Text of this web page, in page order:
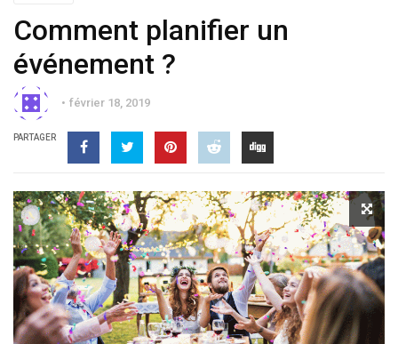
Comment planifier un
événement ?
février 18, 2019
PARTAGER